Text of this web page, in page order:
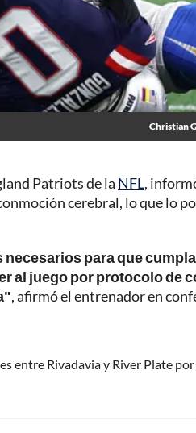
Christian
Patriots de la NFL,
cerebral, lo que lo
para que
al juego por protocolo de
, afirmó el entrenador en
entre Rivadavia y River Plate